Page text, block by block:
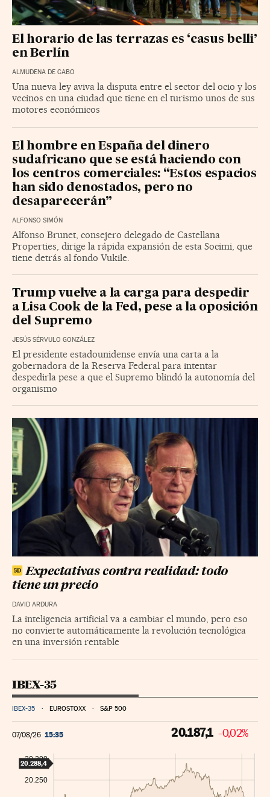
El horario de las terrazas es ‘casus belli’
en Berlín
ALMUDENA DE CABO
Una nueva ley aviva la disputa entre el sector del ocio y los
vecinos en una ciudad que tiene en el turismo unos de sus
motores económicos
El hombre en España del dinero
sudafricano que se está haciendo con
los centros comerciales: “Estos espacios
han sido denostados, pero no
desaparecerán”
ALFONSO SIMÓN
Alfonso Brunet, consejero delegado de Castellana
Properties, dirige la rápida expansión de esta Socimi, que
tiene detrás al fondo Vukile.
Trump vuelve a la carga para despedir
a Lisa Cook de la Fed, pese a la oposición
del Supremo
JESÚS SÉRVULO GONZÁLEZ
El presidente estadounidense envía una carta a la
gobernadora de la Reserva Federal para intentar
despedirla pese a que el Supremo blindó la autonomía del
organismo
Expectativas contra realidad: todo
tiene un precio
DAVID ARDURA
La inteligencia artificial va a cambiar el mundo, pero eso
no convierte automáticamente la revolución tecnológica
en una inversión rentable
IBEX-35
IBEX-35 EUROSTOXX S&P 500
07/08/26 15:35 20.187,1 -0,02%
20.250
20.300
20.288,4